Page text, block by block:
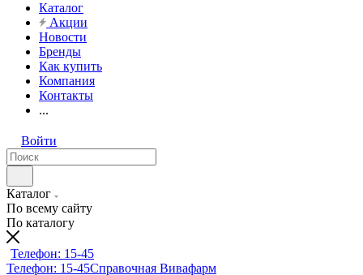
Каталог
Акции
Новости
Бренды
Как купить
Компания
Контакты
...
Войти
Каталог
По всему сайту
По каталогу
Телефон: 15-45
Телефон: 15-45Справочная Вивафарм